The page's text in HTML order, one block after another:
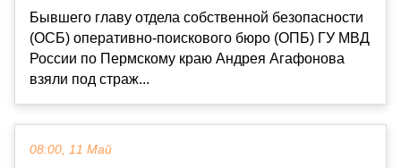
Бывшего главу отдела собственной безопасности
(ОСБ) оперативно-поискового бюро (ОПБ) ГУ МВД
России по Пермскому краю Андрея Агафонова
взяли под страж...
08:00, 11 Май